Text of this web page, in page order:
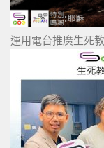
運用電台推廣生死